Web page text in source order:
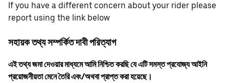
If you have a different concern about your rider please
report using the link below
সহায়ক তথ্য সম্পর্কিত দাবী পরিত্যাগ
এই তথ্য জমা দেওয়ার মাধ্যমে আমি নিশ্চিত করছি যে এটি সমস্ত প্রযোজ্য আইনি
প্রয়োজনীয়তা মেনে তৈরি এবং/অথবা প্রাপ্ত করা হয়েছে।